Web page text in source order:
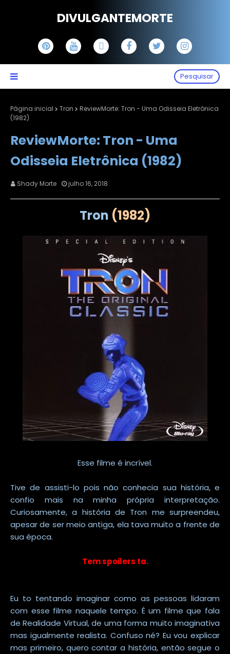
DIVULGANTEMORTE
Pesquisar
Página inicial Tron
ReviewMorte: Tron - Uma Odisseia Eletrônica
(1982)
ReviewMorte: Tron - Uma
Odisseia Eletrônica (1982)
Shady Morte julho 16, 2018
Tron (1982)
Esse filme é incrível.
Tive de assisti-lo pois não conhecia sua história, e
confio mais na minha própria interpretação.
Curiosamente, a história de Tron me surpreendeu,
apesar de ser meio antiga, ela tava muito a frente de
sua época.
Tem spoilers ta.
Eu to tentando imaginar como as pessoas lidaram
com esse filme naquele tempo. É um filme que fala
de Realidade Virtual, de uma forma muito imaginativa
mas igualmente realista. Confuso né? Eu vou explicar
mas primeiro, quero contar a história, então segue o